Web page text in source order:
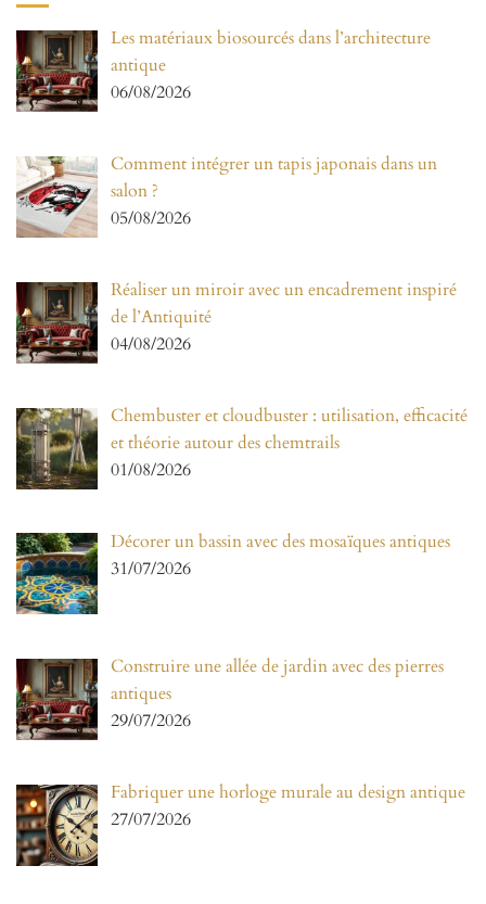
Les matériaux biosourcés dans l’architecture
antique
06/08/2026
Comment intégrer un tapis japonais dans un
salon ?
05/08/2026
Réaliser un miroir avec un encadrement inspiré
de l’Antiquité
04/08/2026
Chembuster et cloudbuster : utilisation, efficacité
et théorie autour des chemtrails
01/08/2026
Décorer un bassin avec des mosaïques antiques
31/07/2026
Construire une allée de jardin avec des pierres
antiques
29/07/2026
Fabriquer une horloge murale au design antique
27/07/2026